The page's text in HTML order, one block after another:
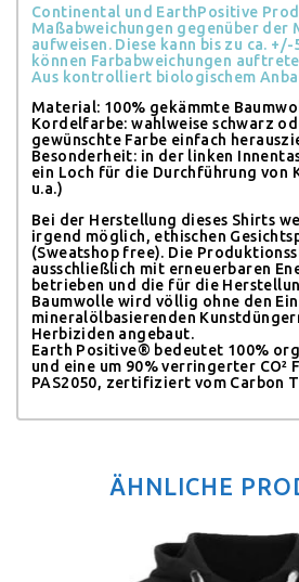
Continental und EarthPositive
Maßabweichungen gegenüber der
aufweisen. Diese kann bis zu ca. +/-
können Farbabweichungen
Aus kontrolliert biologischem
Material: 100% gekämmte
Kordelfarbe: wahlweise schwarz
gewünschte Farbe einfach
Besonderheit: in der linken
ein Loch für die Durchführung von
u.a.)
Bei der Herstellung dieses Shirts
irgend möglich, ethischen
(Sweatshop free). Die
ausschließlich mit erneuerbaren
betrieben und die für die
Baumwolle wird völlig ohne den
mineralölbasierenden
Herbiziden angebaut.
Earth Positive® bedeutet 100%
und eine um 90% verringerter CO²
PAS2050, zertifiziert vom Carbon
ÄHNLICHE